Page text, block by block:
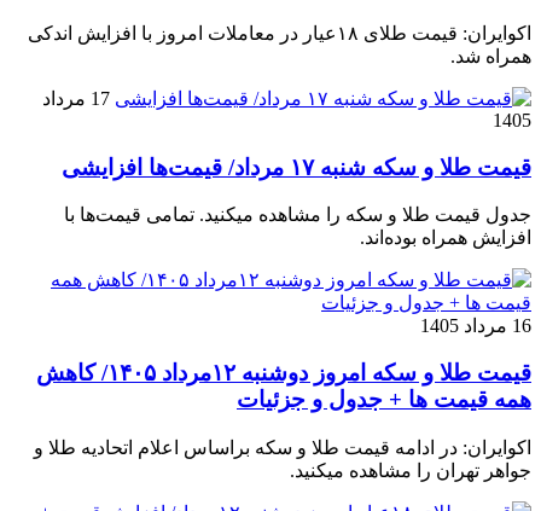
اکوایران: قیمت طلای ۱۸عیار در معاملات امروز با افزایش اندکی
همراه شد.
17 مرداد
1405
قیمت طلا و سکه شنبه ۱۷ مرداد/ قیمت‌ها افزایشی
جدول قیمت طلا و سکه را مشاهده میکنید. تمامی قیمت‌ها با
افزایش همراه بوده‌اند.
16 مرداد 1405
قیمت طلا و سکه امروز دوشنبه ۱۲مرداد ۱۴۰۵/ کاهش
همه قیمت ها + جدول و جزئیات
اکوایران: در ادامه قیمت طلا و سکه براساس اعلام اتحادیه طلا و
جواهر تهران را مشاهده میکنید.